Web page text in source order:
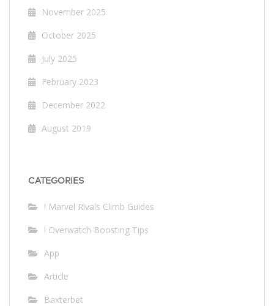
November 2025
October 2025
July 2025
February 2023
December 2022
August 2019
CATEGORIES
! Marvel Rivals Climb Guides
! Overwatch Boosting Tips
App
Article
Baxterbet